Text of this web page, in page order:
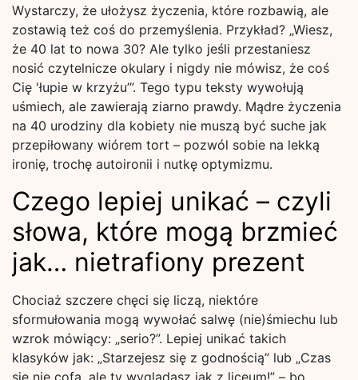
Wystarczy, że ułożysz życzenia, które rozbawią, ale
zostawią też coś do przemyślenia. Przykład? „Wiesz,
że 40 lat to nowa 30? Ale tylko jeśli przestaniesz
nosić czytelnicze okulary i nigdy nie mówisz, że coś
Cię 'łupie w krzyżu’”. Tego typu teksty wywołują
uśmiech, ale zawierają ziarno prawdy. Mądre życzenia
na 40 urodziny dla kobiety nie muszą być suche jak
przepiłowany wiórem tort – pozwól sobie na lekką
ironię, trochę autoironii i nutkę optymizmu.
Czego lepiej unikać – czyli
słowa, które mogą brzmieć
jak… nietrafiony prezent
Chociaż szczere chęci się liczą, niektóre
sformułowania mogą wywołać salwę (nie)śmiechu lub
wzrok mówiący: „serio?”. Lepiej unikać takich
klasyków jak: „Starzejesz się z godnością” lub „Czas
się nie cofa, ale ty wyglądasz jak z liceum!” – bo